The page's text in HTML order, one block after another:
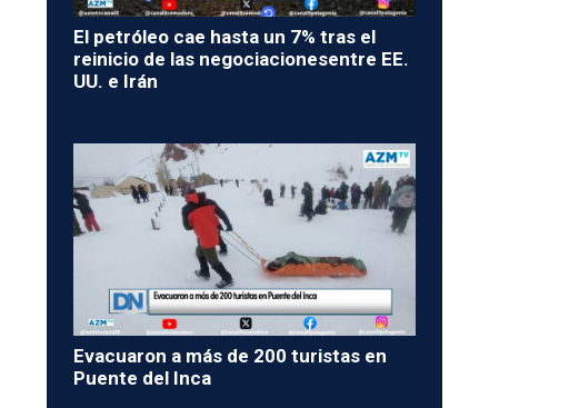
El petróleo cae hasta un 7% tras el
reinicio de las negociacionesentre EE.
UU. e Irán
Evacuaron a más de 200 turistas en
Puente del Inca